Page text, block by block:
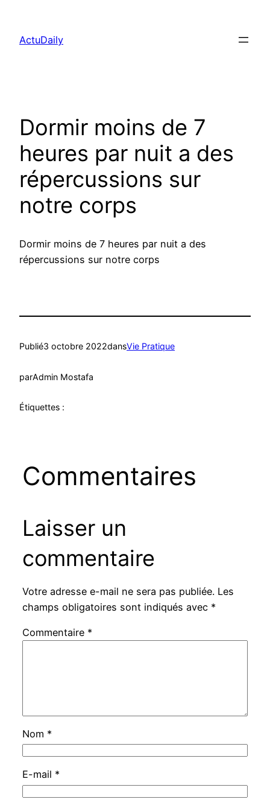
contenu
ActuDaily
Dormir moins de 7
heures par nuit a des
répercussions sur
notre corps
Dormir moins de 7 heures par nuit a des
répercussions sur notre corps
Publié3 octobre 2022dansVie Pratique
parAdmin Mostafa
Étiquettes :
Commentaires
Laisser un
commentaire
Votre adresse e-mail ne sera pas publiée. Les
champs obligatoires sont indiqués avec *
Commentaire *
Nom *
E-mail *